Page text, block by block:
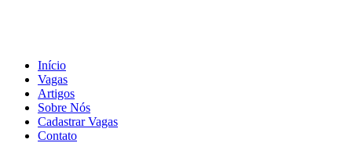
Início
Vagas
Artigos
Sobre Nós
Cadastrar Vagas
Contato